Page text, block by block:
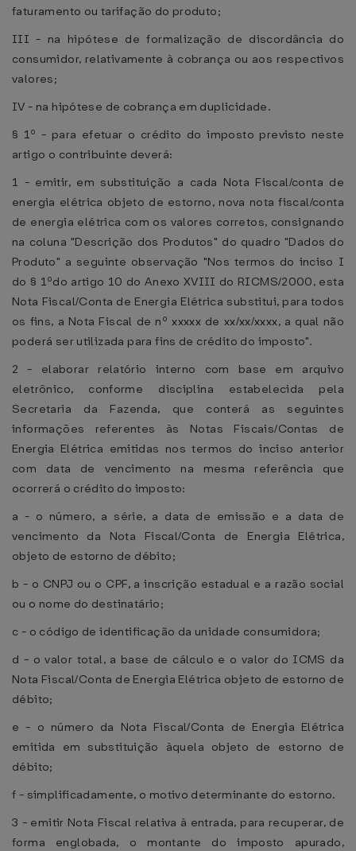
faturamento ou tarifação do produto;
III - na hipótese de formalização de discordância do
consumidor, relativamente à cobrança ou aos respectivos
valores;
IV - na hipótese de cobrança em duplicidade.
§ 1º - para efetuar o crédito do imposto previsto neste
artigo o contribuinte deverá:
1 - emitir, em substituição a cada Nota Fiscal/conta de
energia elétrica objeto de estorno, nova nota fiscal/conta
de energia elétrica com os valores corretos, consignando
na coluna "Descrição dos Produtos" do quadro "Dados do
Produto" a seguinte observação "Nos termos do inciso I
do § 1ºdo artigo 10 do Anexo XVIII do RICMS/2000, esta
Nota Fiscal/Conta de Energia Elétrica substitui, para todos
os fins, a Nota Fiscal de nº xxxxx de xx/xx/xxxx, a qual não
poderá ser utilizada para fins de crédito do imposto".
2 - elaborar relatório interno com base em arquivo
eletrônico, conforme disciplina estabelecida pela
Secretaria da Fazenda, que conterá as seguintes
informações referentes às Notas Fiscais/Contas de
Energia Elétrica emitidas nos termos do inciso anterior
com data de vencimento na mesma referência que
ocorrerá o crédito do imposto:
a - o número, a série, a data de emissão e a data de
vencimento da Nota Fiscal/Conta de Energia Elétrica,
objeto de estorno de débito;
b - o CNPJ ou o CPF, a inscrição estadual e a razão social
ou o nome do destinatário;
c - o código de identificação da unidade consumidora;
d - o valor total, a base de cálculo e o valor do ICMS da
Nota Fiscal/Conta de Energia Elétrica objeto de estorno de
débito;
e - o número da Nota Fiscal/Conta de Energia Elétrica
emitida em substituição àquela objeto de estorno de
débito;
f - simplificadamente, o motivo determinante do estorno.
3 - emitir Nota Fiscal relativa à entrada, para recuperar, de
forma englobada, o montante do imposto apurado,